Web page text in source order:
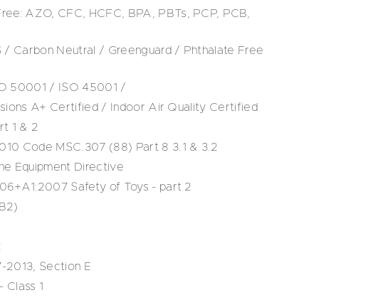
AZO, CFC, HCFC, BPA, PBTs, PCP, PCB,
/ Carbon Neutral / Greenguard / Phthalate Free
50001 / ISO 45001 /
A+ Certified / Indoor Air Quality Certified
1 & 2
Code MSC.307 (88) Part 8 3.1 & 3.2
Equipment Directive
Safety of Toys - part 2
2013, Section E
Class 1